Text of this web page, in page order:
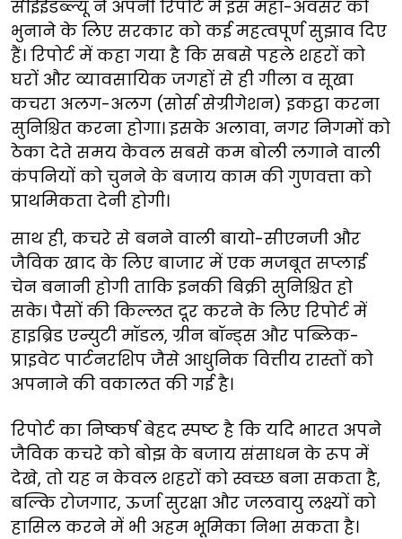
सीईईडब्ल्यू ने अपनी रिपोर्ट में इस महा-अवसर को
भुनाने के लिए सरकार को कई महत्वपूर्ण सुझाव दिए
हैं। रिपोर्ट में कहा गया है कि सबसे पहले शहरों को
घरों और व्यावसायिक जगहों से ही गीला व सूखा
कचरा अलग-अलग (सोर्स सेग्रीगेशन) इकट्ठा करना
सुनिश्चित करना होगा। इसके अलावा, नगर निगमों को
ठेका देते समय केवल सबसे कम बोली लगाने वाली
कंपनियों को चुनने के बजाय काम की गुणवत्ता को
प्राथमिकता देनी होगी।
साथ ही, कचरे से बनने वाली बायो-सीएनजी और
जैविक खाद के लिए बाजार में एक मजबूत सप्लाई
चेन बनानी होगी ताकि इनकी बिक्री सुनिश्चित हो
सके। पैसों की किल्लत दूर करने के लिए रिपोर्ट में
हाइब्रिड एन्युटी मॉडल, ग्रीन बॉन्ड्स और पब्लिक-
प्राइवेट पार्टनरशिप जैसे आधुनिक वित्तीय रास्तों को
अपनाने की वकालत की गई है।
रिपोर्ट का निष्कर्ष बेहद स्पष्ट है कि यदि भारत अपने
जैविक कचरे को बोझ के बजाय संसाधन के रूप में
देखे, तो यह न केवल शहरों को स्वच्छ बना सकता है,
बल्कि रोजगार, ऊर्जा सुरक्षा और जलवायु लक्ष्यों को
हासिल करने में भी अहम भूमिका निभा सकता है।